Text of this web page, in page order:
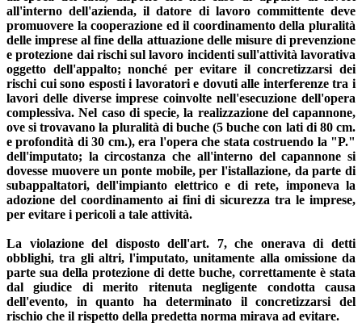
all'interno dell'azienda, il datore di lavoro committente deve
promuovere la cooperazione ed il coordinamento della pluralità
delle imprese al fine della attuazione delle misure di prevenzione
e protezione dai rischi sul lavoro incidenti sull'attività lavorativa
oggetto dell'appalto; nonché per evitare il concretizzarsi dei
rischi cui sono esposti i lavoratori e dovuti alle interferenze tra i
lavori delle diverse imprese coinvolte nell'esecuzione dell'opera
complessiva. Nel caso di specie, la realizzazione del capannone,
ove si trovavano la pluralità di buche (5 buche con lati di 80 cm.
e profondità di 30 cm.), era l'opera che stata costruendo la "P."
dell'imputato; la circostanza che all'interno del capannone si
dovesse muovere un ponte mobile, per l'istallazione, da parte di
subappaltatori, dell'impianto elettrico e di rete, imponeva la
adozione del coordinamento ai fini di sicurezza tra le imprese,
per evitare i pericoli a tale attività.
La violazione del disposto dell'art. 7, che onerava di detti
obblighi, tra gli altri, l'imputato, unitamente alla omissione da
parte sua della protezione di dette buche, correttamente è stata
dal giudice di merito ritenuta negligente condotta causa
dell'evento, in quanto ha determinato il concretizzarsi del
rischio che il rispetto della predetta norma mirava ad evitare.